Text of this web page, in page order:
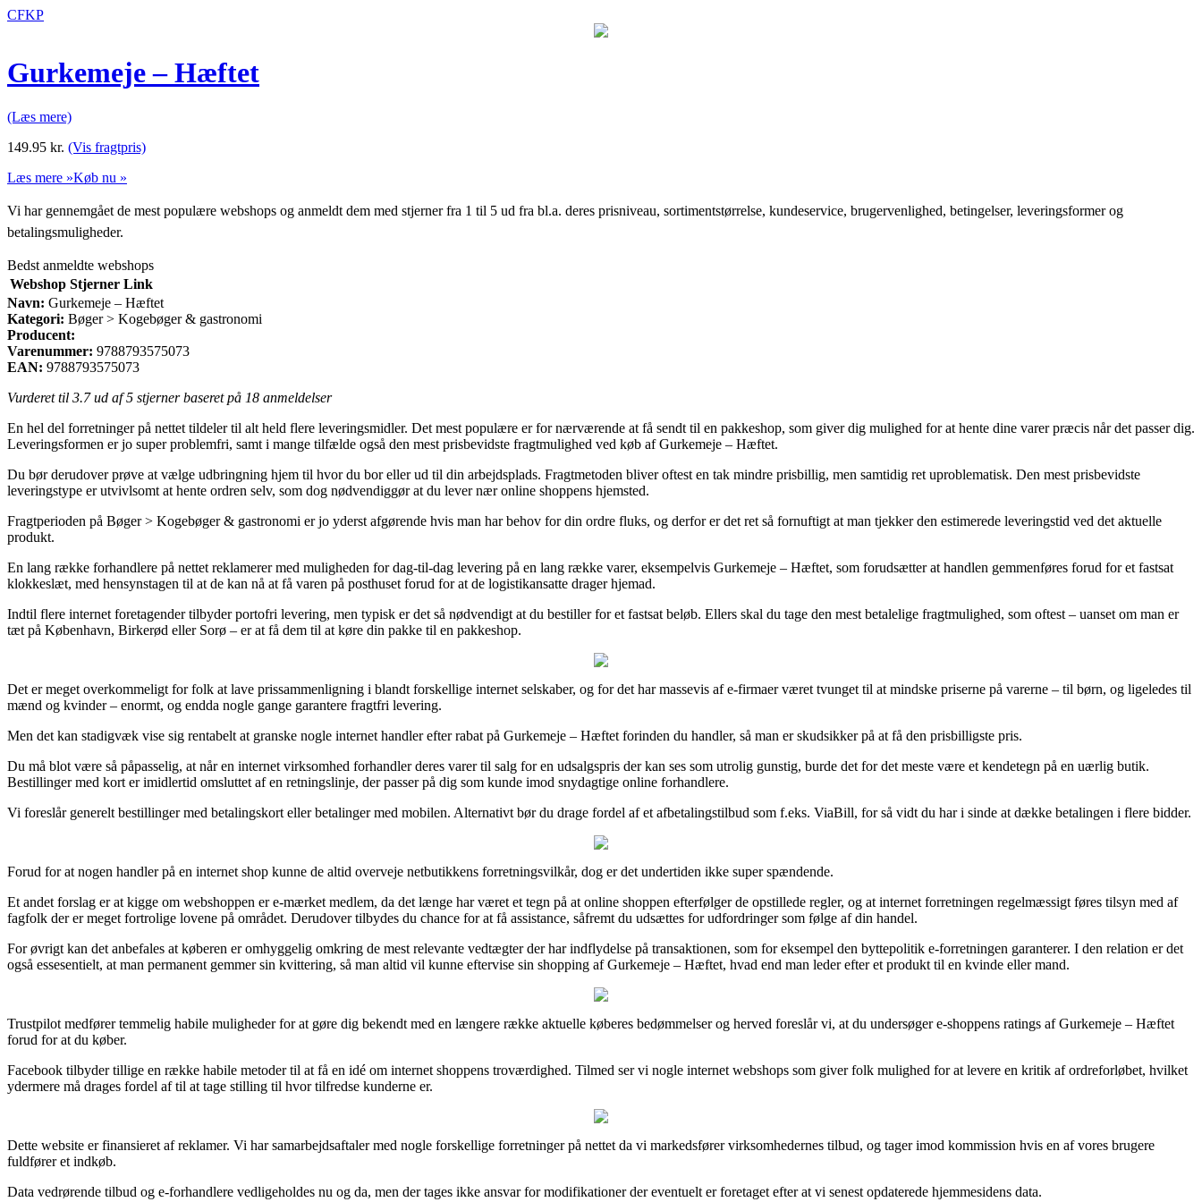
CFKP
Gurkemeje – Hæftet
(Læs mere)
149.95 kr. (Vis fragtpris)
Læs mere »Køb nu »
Vi har gennemgået de mest populære webshops og anmeldt dem med stjerner fra 1 til 5 ud fra bl.a. deres prisniveau, sortimentstørrelse, kundeservice, brugervenlighed, betingelser, leveringsformer og
betalingsmuligheder.
Bedst anmeldte webshops
Webshop Stjerner Link
Navn: Gurkemeje – Hæftet
Kategori: Bøger > Kogebøger & gastronomi
Producent:
Varenummer: 9788793575073
EAN: 9788793575073
Vurderet til 3.7ud af 5 stjerner baseret på 18 anmeldelser
En hel del forretninger på nettet tildeler til alt held flere leveringsmidler. Det mest populære er for nærværende at få sendt til en pakkeshop, som giver dig mulighed for at hente dine varer præcis når det passer dig.
Leveringsformen er jo super problemfri, samt i mange tilfælde også den mest prisbevidste fragtmulighed ved køb af Gurkemeje – Hæftet.
Du bør derudover prøve at vælge udbringning hjem til hvor du bor eller ud til din arbejdsplads. Fragtmetoden bliver oftest en tak mindre prisbillig, men samtidig ret uproblematisk. Den mest prisbevidste
leveringstype er utvivlsomt at hente ordren selv, som dog nødvendiggør at du lever nær online shoppens hjemsted.
Fragtperioden på Bøger > Kogebøger & gastronomi er jo yderst afgørende hvis man har behov for din ordre fluks, og derfor er det ret så fornuftigt at man tjekker den estimerede leveringstid ved det aktuelle
produkt.
En lang række forhandlere på nettet reklamerer med muligheden for dag-til-dag levering på en lang række varer, eksempelvis Gurkemeje – Hæftet, som forudsætter at handlen gemmenføres forud for et fastsat
klokkeslæt, med hensynstagen til at de kan nå at få varen på posthuset forud for at de logistikansatte drager hjemad.
Indtil flere internet foretagender tilbyder portofri levering, men typisk er det så nødvendigt at du bestiller for et fastsat beløb. Ellers skal du tage den mest betalelige fragtmulighed, som oftest – uanset om man er
tæt på København, Birkerød eller Sorø – er at få dem til at køre din pakke til en pakkeshop.
Det er meget overkommeligt for folk at lave prissammenligning i blandt forskellige internet selskaber, og for det har massevis af e-firmaer været tvunget til at mindske priserne på varerne – til børn, og ligeledes til
mænd og kvinder – enormt, og endda nogle gange garantere fragtfri levering.
Men det kan stadigvæk vise sig rentabelt at granske nogle internet handler efter rabat på Gurkemeje – Hæftet forinden du handler, så man er skudsikker på at få den prisbilligste pris.
Du må blot være så påpasselig, at når en internet virksomhed forhandler deres varer til salg for en udsalgspris der kan ses som utrolig gunstig, burde det for det meste være et kendetegn på en uærlig butik.
Bestillinger med kort er imidlertid omsluttet af en retningslinje, der passer på dig som kunde imod snydagtige online forhandlere.
Vi foreslår generelt bestillinger med betalingskort eller betalinger med mobilen. Alternativt bør du drage fordel af et afbetalingstilbud som f.eks. ViaBill, for så vidt du har i sinde at dække betalingen i flere bidder.
Forud for at nogen handler på en internet shop kunne de altid overveje netbutikkens forretningsvilkår, dog er det undertiden ikke super spændende.
Et andet forslag er at kigge om webshoppen er e-mærket medlem, da det længe har været et tegn på at online shoppen efterfølger de opstillede regler, og at internet forretningen regelmæssigt føres tilsyn med af
fagfolk der er meget fortrolige lovene på området. Derudover tilbydes du chance for at få assistance, såfremt du udsættes for udfordringer som følge af din handel.
For øvrigt kan det anbefales at køberen er omhyggelig omkring de mest relevante vedtægter der har indflydelse på transaktionen, som for eksempel den byttepolitik e-forretningen garanterer. I den relation er det
også essesentielt, at man permanent gemmer sin kvittering, så man altid vil kunne eftervise sin shopping af Gurkemeje – Hæftet, hvad end man leder efter et produkt til en kvinde eller mand.
Trustpilot medfører temmelig habile muligheder for at gøre dig bekendt med en længere række aktuelle køberes bedømmelser og herved foreslår vi, at du undersøger e-shoppens ratings af Gurkemeje – Hæftet
forud for at du køber.
Facebook tilbyder tillige en række habile metoder til at få en idé om internet shoppens troværdighed. Tilmed ser vi nogle internet webshops som giver folk mulighed for at levere en kritik af ordreforløbet, hvilket
ydermere må drages fordel af til at tage stilling til hvor tilfredse kunderne er.
Dette website er finansieret af reklamer. Vi har samarbejdsaftaler med nogle forskellige forretninger på nettet da vi markedsfører virksomhedernes tilbud, og tager imod kommission hvis en af vores brugere
fuldfører et indkøb.
Data vedrørende tilbud og e-forhandlere vedligeholdes nu og da, men der tages ikke ansvar for modifikationer der eventuelt er foretaget efter at vi senest opdaterede hjemmesidens data.